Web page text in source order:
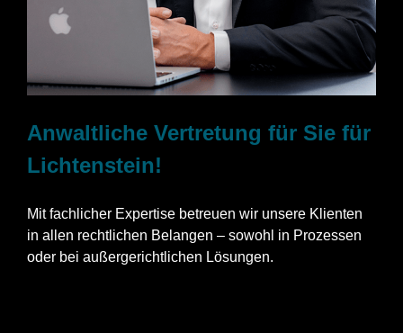
Anwaltliche Vertretung für Sie für
Lichtenstein!
Mit fachlicher Expertise betreuen wir unsere Klienten
in allen rechtlichen Belangen – sowohl in Prozessen
oder bei außergerichtlichen Lösungen.